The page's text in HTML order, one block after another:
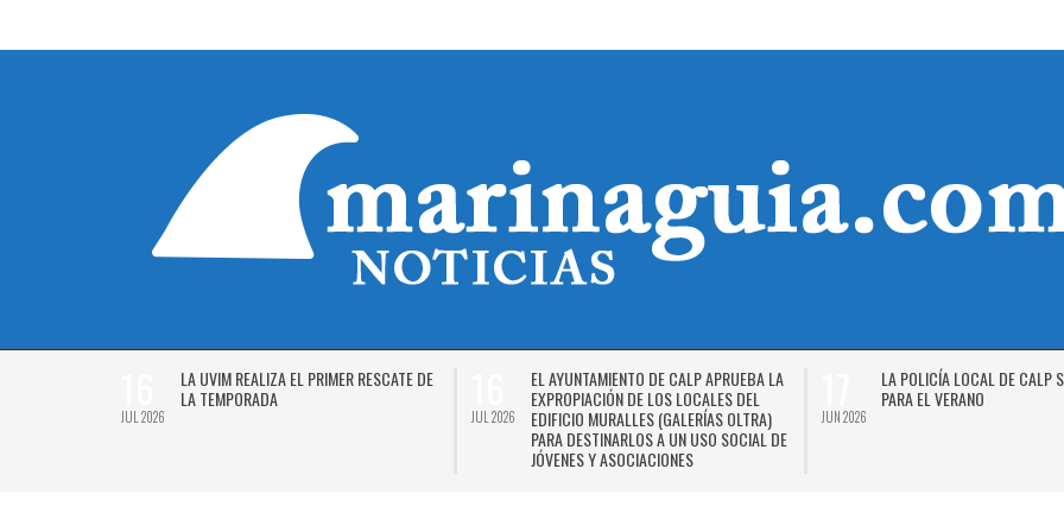
JUL 2026
LA UVIM REALIZA EL PRIMER RESCATE DE
LA TEMPORADA
JUL 2026
EL AYUNTAMIENTO DE CALP APRUEBA LA
EXPROPIACIÓN DE LOS LOCALES DEL
EDIFICIO MURALLES (GALERÍAS OLTRA)
PARA DESTINARLOS A UN USO SOCIAL DE
JÓVENES Y ASOCIACIONES
JUN 2026
LA POLICÍA LOCAL DE CALP
PARA EL VERANO